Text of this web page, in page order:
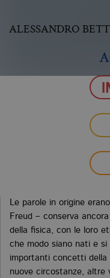
ALESSANDRO
Le parole in origine
Freud – conserva
della fisica, con le loro
che modo siano nati e si
importanti concetti della
nuove circostanze, altre